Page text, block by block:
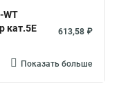
WT
кат.5E
613,58 ₽
Показать больше